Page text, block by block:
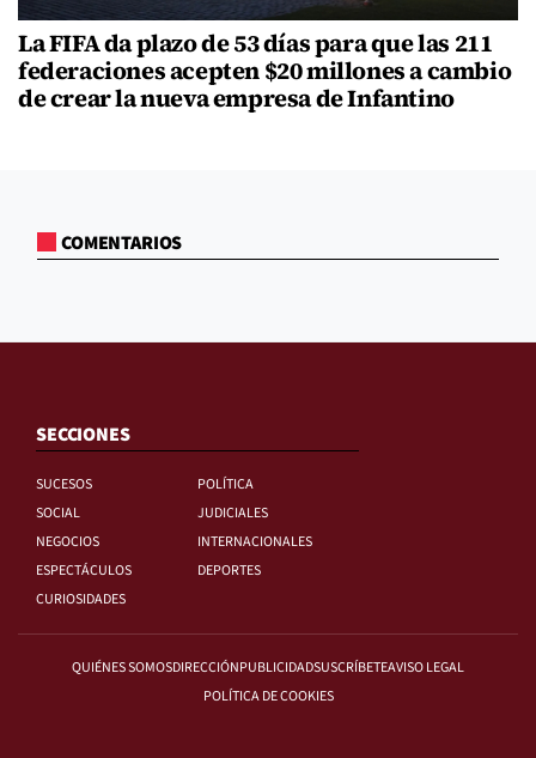
La FIFA da plazo de 53 días para que las 211
federaciones acepten $20 millones a cambio
de crear la nueva empresa de Infantino
COMENTARIOS
SECCIONES
SUCESOS
POLÍTICA
SOCIAL
JUDICIALES
NEGOCIOS
INTERNACIONALES
ESPECTÁCULOS
DEPORTES
CURIOSIDADES
QUIÉNES SOMOSDIRECCIÓNPUBLICIDADSUSCRÍBETEAVISO LEGAL
POLÍTICA DE COOKIES